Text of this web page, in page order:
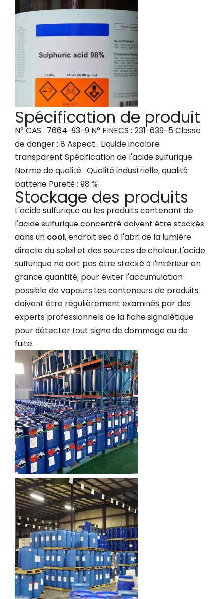
Spécification de produit
N° CAS : 7664-93-9 N° EINECS : 231-639-5 Classe
de danger : 8 Aspect : Liquide incolore
transparent Spécification de l'acide sulfurique
Norme de qualité : Qualité industrielle, qualité
batterie Pureté : 98 %
Stockage des produits
L'acide sulfurique ou les produits contenant de
l'acide sulfurique concentré doivent être stockés
dans un cool, endroit sec à l'abri de la lumière
directe du soleil et des sources de chaleur.L'acide
sulfurique ne doit pas être stocké à l'intérieur en
grande quantité, pour éviter l'accumulation
possible de vapeurs.Les conteneurs de produits
doivent être régulièrement examinés par des
experts professionnels de la fiche signalétique
pour détecter tout signe de dommage ou de
fuite.